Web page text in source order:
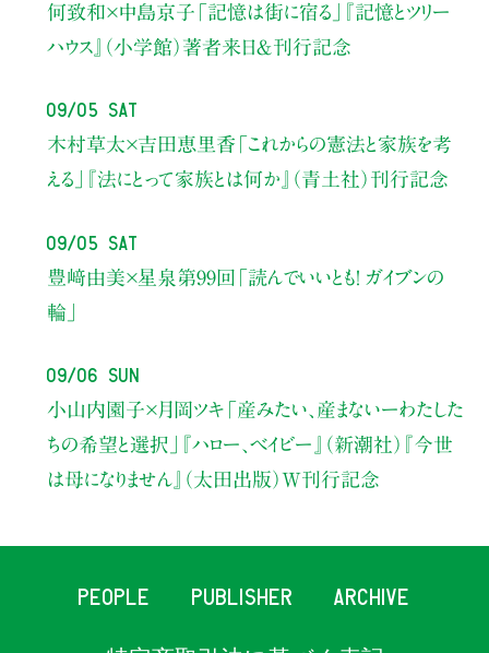
何致和×中島京子 「記憶は街に宿る」
『記憶とツリー
ハウス』（小学館）著者来日＆刊行記念
09/05 Sat
木村草太×吉田恵里香 「これからの憲法と家族を考
える」
『法にとって家族とは何か』（青土社）刊行記念
09/05 Sat
豊﨑由美×星泉 第99回「読んでいいとも！ ガイブンの
輪」
09/06 Sun
小山内園子×月岡ツキ 「産みたい、産まないーわたした
ちの希望と選択」
『ハロー、ベイビー』（新潮社） 『今世
は母になりません』（太田出版）W刊行記念
PEOPLE PUBLISHER ARCHIVE